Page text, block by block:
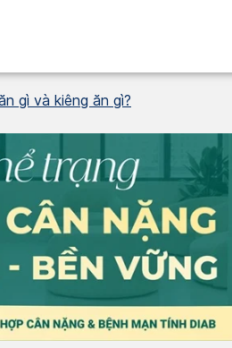
gì và kiêng ăn gì?